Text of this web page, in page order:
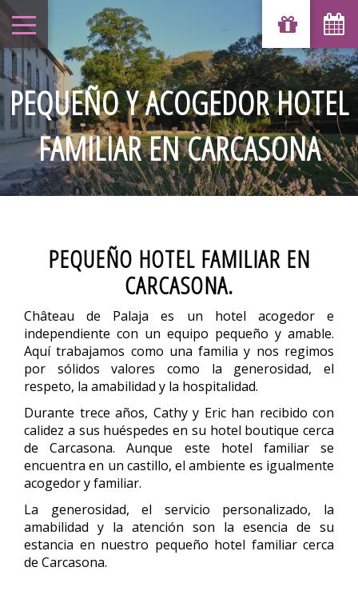
PEQUEÑO Y ACOGEDOR HOTEL
FAMILIAR EN CARCASONA
PEQUEÑO HOTEL FAMILIAR EN
CARCASONA.
Château de Palaja es un hotel acogedor e
independiente con un equipo pequeño y amable.
Aquí trabajamos como una familia y nos regimos
por sólidos valores como la generosidad, el
respeto, la amabilidad y la hospitalidad.
Durante trece años, Cathy y Eric han recibido con
calidez a sus huéspedes en su hotel boutique cerca
de Carcasona. Aunque este hotel familiar se
encuentra en un castillo, el ambiente es igualmente
acogedor y familiar.
La generosidad, el servicio personalizado, la
amabilidad y la atención son la esencia de su
estancia en nuestro pequeño hotel familiar cerca
de Carcasona.